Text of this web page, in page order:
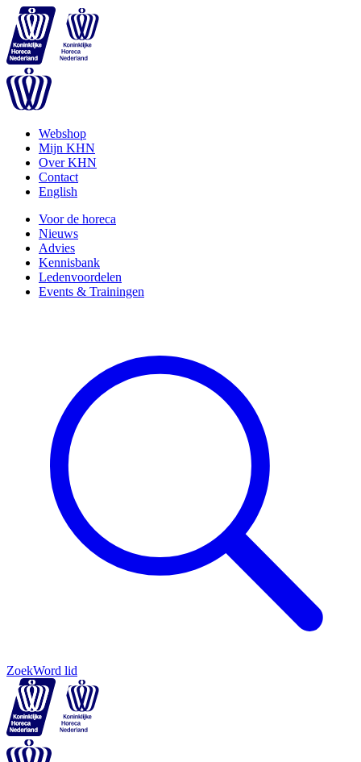
Webshop
Mijn KHN
Over KHN
Contact
English
Voor de horeca
Nieuws
Advies
Kennisbank
Ledenvoordelen
Events & Trainingen
ZoekWord lid